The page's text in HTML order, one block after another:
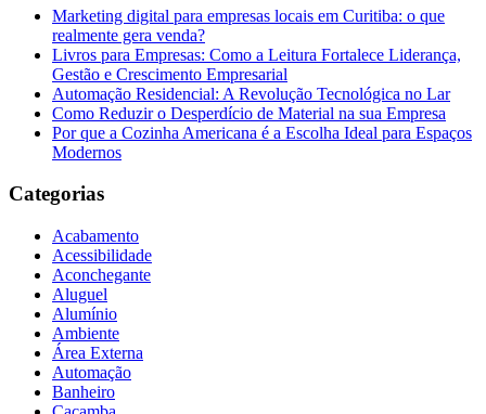
Marketing digital para empresas locais em Curitiba: o que
realmente gera venda?
Livros para Empresas: Como a Leitura Fortalece Liderança,
Gestão e Crescimento Empresarial
Automação Residencial: A Revolução Tecnológica no Lar
Como Reduzir o Desperdício de Material na sua Empresa
Por que a Cozinha Americana é a Escolha Ideal para Espaços
Modernos
Categorias
Acabamento
Acessibilidade
Aconchegante
Aluguel
Alumínio
Ambiente
Área Externa
Automação
Banheiro